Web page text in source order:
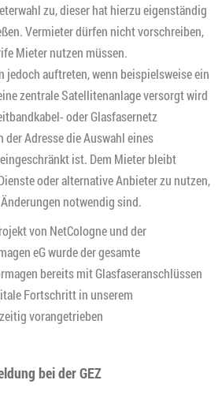
zu, dieser hat hierzu eigenständig
Vermieter dürfen nicht vorschreiben,
Mieter nutzen müssen.
jedoch auftreten, wenn beispielsweise ein
zentrale Satellitenanlage versorgt wird
oder Glasfasernetz
Adresse die Auswahl eines
ist. Dem Mieter bleibt
oder alternative Anbieter zu nutzen,
notwendig sind.
von NetCologne und der
eG wurde der gesamte
bereits mit Glasfaseranschlüssen
Fortschritt in unserem
vorangetrieben
bei der GEZ